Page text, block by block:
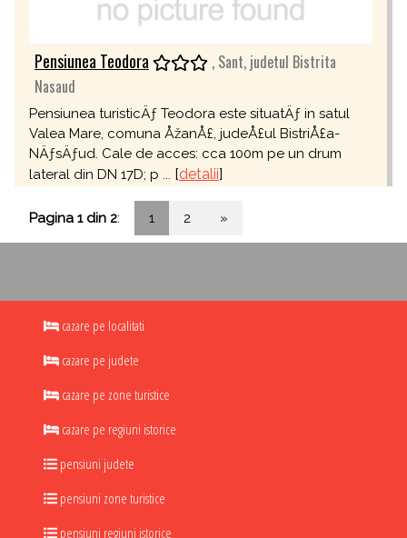
Pensiunea Teodora
, Sant, judetul Bistrita
Nasaud
Pensiunea turisticÄƒ Teodora este situatÄƒ in satul
Valea Mare, comuna ÅžanÅ£, judeÅ£ul BistriÅ£a-
NÄƒsÄƒud. Cale de acces: cca 100m pe un drum
lateral din DN 17D; p ... [detalii]
Pagina 1 din 2: 1 2 »
cazare pe localitati
cazare pe judete
cazare pe zone turistice
cazare pe regiuni istorice
pensiuni judete
pensiuni zone turistice
pensiuni regiuni istorice